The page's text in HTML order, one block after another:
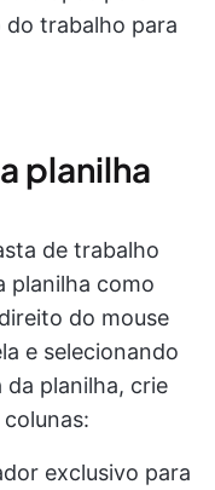
do trabalho para
planilha
de trabalho
planilha como
do mouse
e selecionando
da planilha, crie
exclusivo para